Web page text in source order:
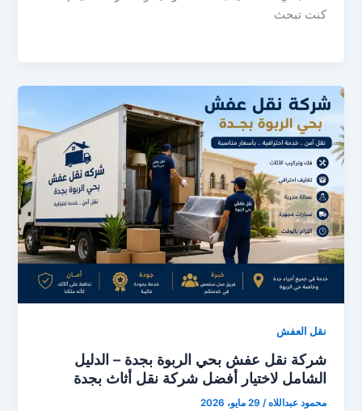
كنت تبحث
نقل العفش
شركة نقل عفش بحي الربوة بجدة – الدليل
الشامل لاختيار أفضل شركة نقل أثاث بجدة
محمود عبداللاه/ 29 مايو، 2026